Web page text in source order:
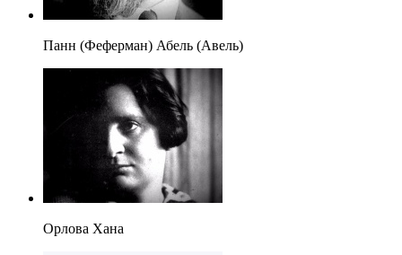
Панн (Феферман) Абель (Авель)
Орлова Хана